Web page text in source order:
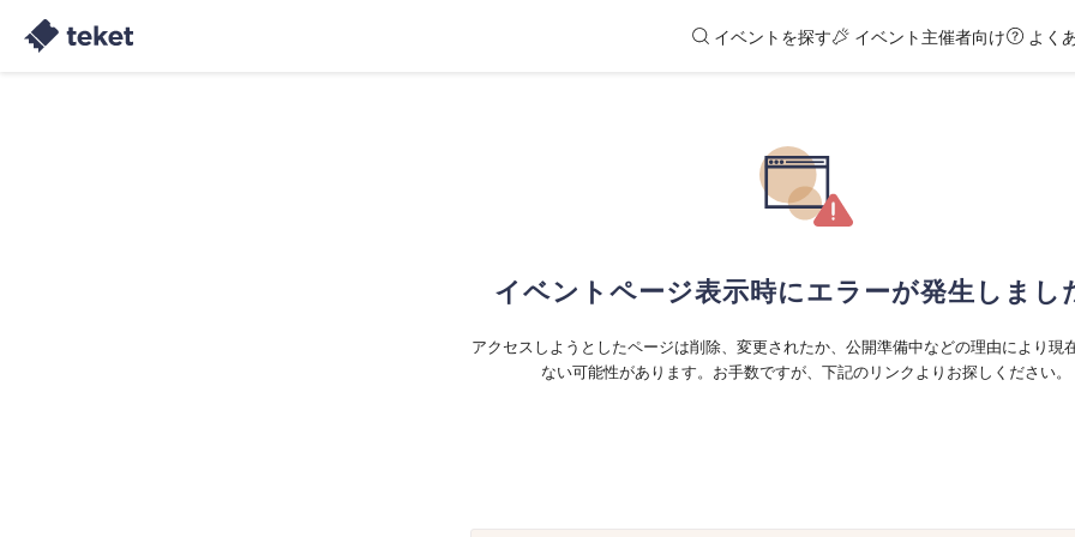
イベントを探す イベント主催者向け よく
イベントページ表示時にエラーが発生しまし
アクセスしようとしたページは削除、変更されたか、公開準備中などの理由により現
ない可能性があります。お手数ですが、下記のリンクよりお探しください。